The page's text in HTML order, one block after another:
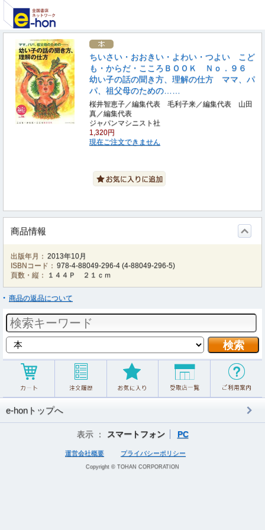
ちいさい・おおきい・よわい・つよい こど
も・からだ・こころＢＯＯＫ Ｎｏ．９６
幼い子の話の聞き方、理解の仕方 ママ、パ
パ、祖父母のための……
桜井智恵子／編集代表 毛利子来／編集代表 山田
真／編集代表
ジャパンマシニスト社
1,320円
現在ご注文できません
商品情報
出版年月： 2013年10月
ISBNコード： 978-4-88049-296-4 (4-88049-296-5)
頁数・縦：
１４４Ｐ ２１ｃｍ
商品の返品について
e-honトップへ
表示 ： スマートフォン PC
運営会社概要 プライバシーポリシー
Copyright © TOHAN CORPORATION